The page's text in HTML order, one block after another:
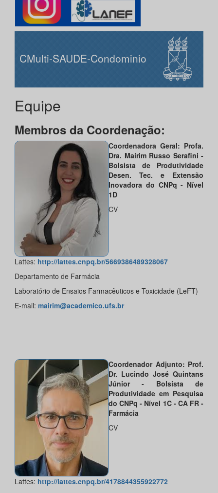
CMulti-SAUDE-Condominio
Equipe
Membros da Coordenação:
Coordenadora Geral: Profa.
Dra. Mairim Russo Serafini -
Bolsista de Produtividade
Desen. Tec. e Extensão
Inovadora do CNPq - Nível
1D
CV
Lattes: http://lattes.cnpq.br/5669386489328067
Departamento de Farmácia
Laboratório de Ensaios Farmacêuticos e Toxicidade (LeFT)
E-mail: mairim@academico.ufs.br
Coordenador Adjunto: Prof.
Dr. Lucindo José Quintans
Júnior - Bolsista de
Produtividade em Pesquisa
do CNPq - Nível 1C - CA FR -
Farmácia
CV
Lattes: http://lattes.cnpq.br/4178844355922772